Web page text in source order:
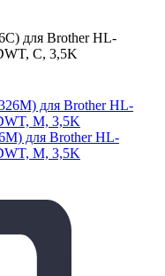
для Brother HL-
С, 3,5K
для Brother HL-
M, 3,5K